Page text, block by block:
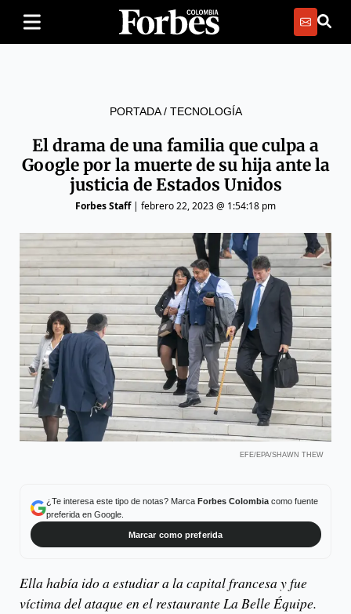
PORTADA/ TECNOLOGÍA
El drama de una familia que culpa a
Google por la muerte de su hija ante la
justicia de Estados Unidos
Forbes Staff| febrero 22, 2023 @ 1:54:18 pm
EFE/EPA/SHAWN THEW
¿Te interesa este tipo de notas? Marca Forbes Colombiacomo fuente
preferida en Google.
Marcar como preferida
Ella había ido a estudiar a la capital francesa y fue
víctima del ataque en el restaurante La Belle Équipe.